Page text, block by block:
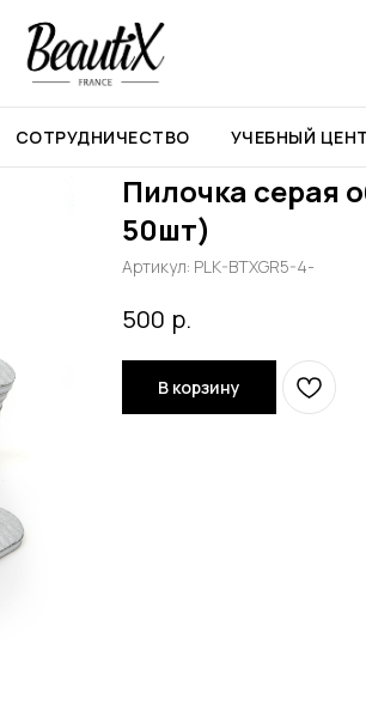
СОТРУДНИЧЕСТВО УЧЕБНЫЙ
Пилочка серая
50шт)
Артикул: PLK-BTXGR5-4-
500 р.
В корзину